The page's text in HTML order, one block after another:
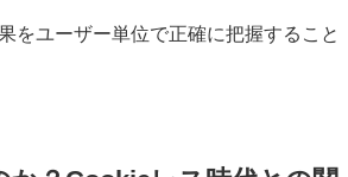
をユーザー単位で正確に把握すること